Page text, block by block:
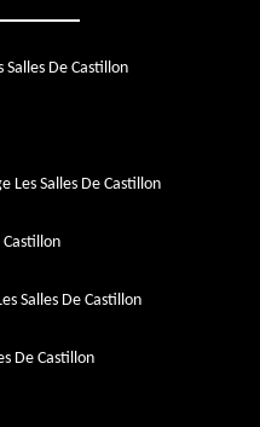
De Castillon
Salles De Castillon
Salles De Castillon
De Castillon